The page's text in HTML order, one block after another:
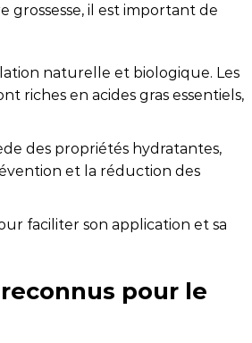
grossesse, il est important de
naturelle et biologique. Les
riches en acides gras essentiels,
des propriétés hydratantes,
et la réduction des
faciliter son application et sa
pour le